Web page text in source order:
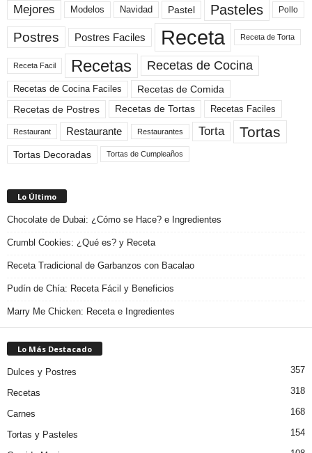
Mejores Modelos Navidad Pastel Pasteles Pollo
Postres Postres Faciles Receta Receta de Torta
Receta Facil Recetas Recetas de Cocina
Recetas de Cocina Faciles
Recetas de Comida
Recetas de Postres
Recetas de Tortas Recetas Faciles
Restaurant Restaurante Restaurantes Torta Tortas
Tortas Decoradas Tortas de Cumpleaños
Lo Último
Chocolate de Dubai: ¿Cómo se Hace? e Ingredientes
Crumbl Cookies: ¿Qué es? y Receta
Receta Tradicional de Garbanzos con Bacalao
Pudín de Chía: Receta Fácil y Beneficios
Marry Me Chicken: Receta e Ingredientes
Lo Más Destacado
Dulces y Postres 357
Recetas 318
Carnes 168
Tortas y Pasteles 154